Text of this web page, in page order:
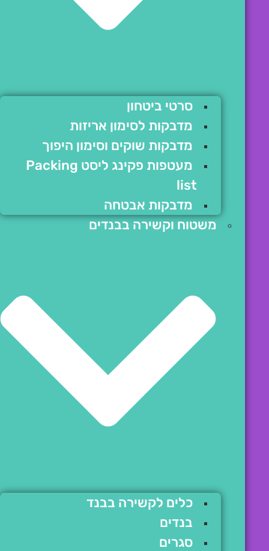
סרטי ביטחון
מדבקות לסימון אריזות
מדבקות שוקים וסימון היפוך
מעטפות פקינג ליסט Packing
list
מדבקות אבטחה
משטוח וקשירה בבנדים
כלים לקשירה בבנד
בנדים
סגרים